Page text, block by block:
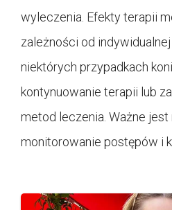
wyleczenia. Efekty terapii
zależności od
niektórych przypadkach
kontynuowanie terapii lub
metod leczenia. Ważne jest
monitorowanie postępów i